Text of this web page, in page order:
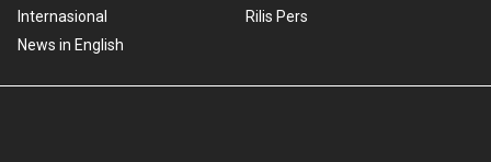
Internasional
News in English
Rilis Pers